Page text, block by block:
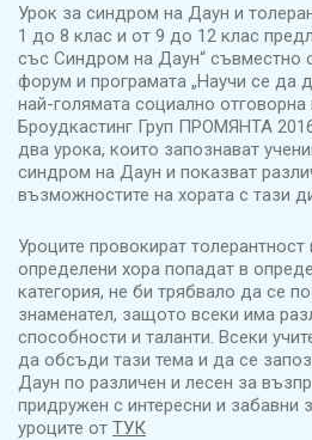
Урок за синдром на Даун и
1 до 8 клас и от 9 до 12 клас
със Синдром на Даун“ съвместно
форум и програмата „Научи се да
най-голямата социално
Броудкастинг Груп ПРОМЯНТА
два урока, които запознават
синдром на Даун и показват
възможностите на хората с тази
Уроците провокират толерантност
определени хора попадат в
категория, не би трябвало да се
знаменател, защото всеки има
способности и таланти. Всеки
да обсъди тази тема и да се
Даун по различен и лесен за
придружен с интересни и забавни
уроците от ТУК